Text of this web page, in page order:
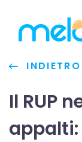
INDIETRO
Il RUP
appalti: